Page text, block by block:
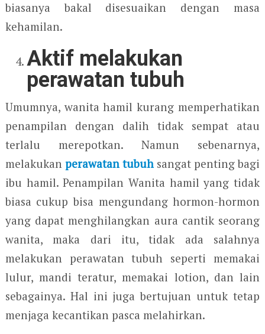
biasanya bakal disesuaikan dengan masa
kehamilan.
Aktif melakukan
perawatan tubuh
Umumnya, wanita hamil kurang memperhatikan
penampilan dengan dalih tidak sempat atau
terlalu merepotkan. Namun sebenarnya,
melakukan perawatan tubuhsangat penting bagi
ibu hamil. Penampilan Wanita hamil yang tidak
biasa cukup bisa mengundang hormon-hormon
yang dapat menghilangkan aura cantik seorang
wanita, maka dari itu, tidak ada salahnya
melakukan perawatan tubuh seperti memakai
lulur, mandi teratur, memakai lotion, dan lain
sebagainya. Hal ini juga bertujuan untuk tetap
menjaga kecantikan pasca melahirkan.